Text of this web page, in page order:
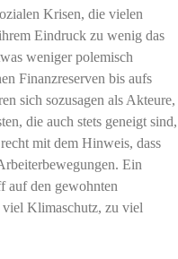
Krisen, die vielen
Eindruck zu wenig das
weniger polemisch
Finanzreserven bis aufs
sich sozusagen als Akteure,
die auch stets geneigt sind,
mit dem Hinweis, dass
Ein
auf den gewohnten
Klimaschutz, zu viel